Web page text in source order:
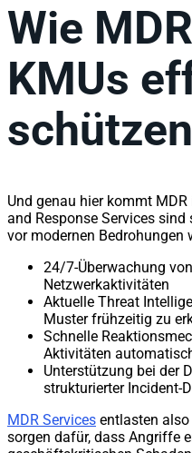
Wie
KMUs
schützen
Und genau hier kommt
and Response Services
vor modernen Bedrohungen
24/7-Überwachung
Netzwerkaktivitäten
Aktuelle Threat
Muster frühzeitig zu
Schnelle
Aktivitäten
Unterstützung bei der
strukturierter Incident-
MDR Services entlasten also
sorgen dafür, dass Angriffe